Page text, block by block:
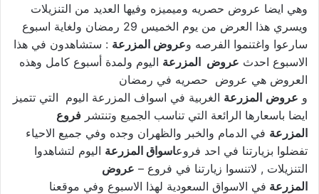
وهي ايضا عروض حصريه وميميزه وفيها العديد من التنزيلات
ويسري هذا العرض من يوم الخميس 29 رمضان ولغاية اسبوع
سارعوا واغتنموا الفرصه وعروض المزرعة : ستشاهدون في هذا
الاسبوع احدث عروض المزرعة اليوم ولمدة أسبوع كامل وهذه
العروض هي عروض حصريه في رمضان
و عروض المزرعة الغربية في اسواف المزرعة اليوم التي تتميز
ايضا باسعارها الرائعة التي تناسب الجميع وتنتشر فروع
المزرعة في الدمام والخبر والظهران وجده وفي جميع الاحياء
تفضلوا بزيارتنا في احد فروعاسواق المزرعة اليوم لتشاهدوا
التنزيلات , لاتنسوا زيارتنا في فروع – عروض
المزرعة في الاسواق السعودية لهذا الاسبوع وفي موقعنا